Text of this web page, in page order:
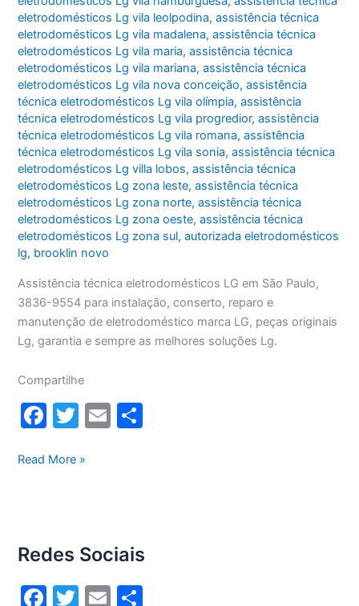
eletrodomésticos Lg vila leolpodina,assistência técnica
eletrodomésticos Lg vila madalena,assistência técnica
eletrodomésticos Lg vila maria,assistência técnica
eletrodomésticos Lg vila mariana,assistência técnica
eletrodomésticos Lg vila nova conceição,assistência
técnica eletrodomésticos Lg vila olímpia,assistência
técnica eletrodomésticos Lg vila progredior,assistência
técnica eletrodomésticos Lg vila romana,assistência
técnica eletrodomésticos Lg vila sonia,assistência técnica
eletrodomésticos Lg villa lobos,assistência técnica
eletrodomésticos Lg zona leste,assistência técnica
eletrodomésticos Lg zona norte,assistência técnica
eletrodomésticos Lg zona oeste,assistência técnica
eletrodomésticos Lg zona sul,autorizada eletrodomésticos
lg, brooklin novo
Assistência técnica eletrodomésticos LG em São Paulo,
3836-9554 para instalação, conserto, reparo e
manutenção de eletrodoméstico marca LG, peças originais
Lg, garantia e sempre as melhores soluções Lg.
Compartilhe
F
c
o
o
k
T
itt
E
Assistência
Read More »
Redes Sociais
F
T
E